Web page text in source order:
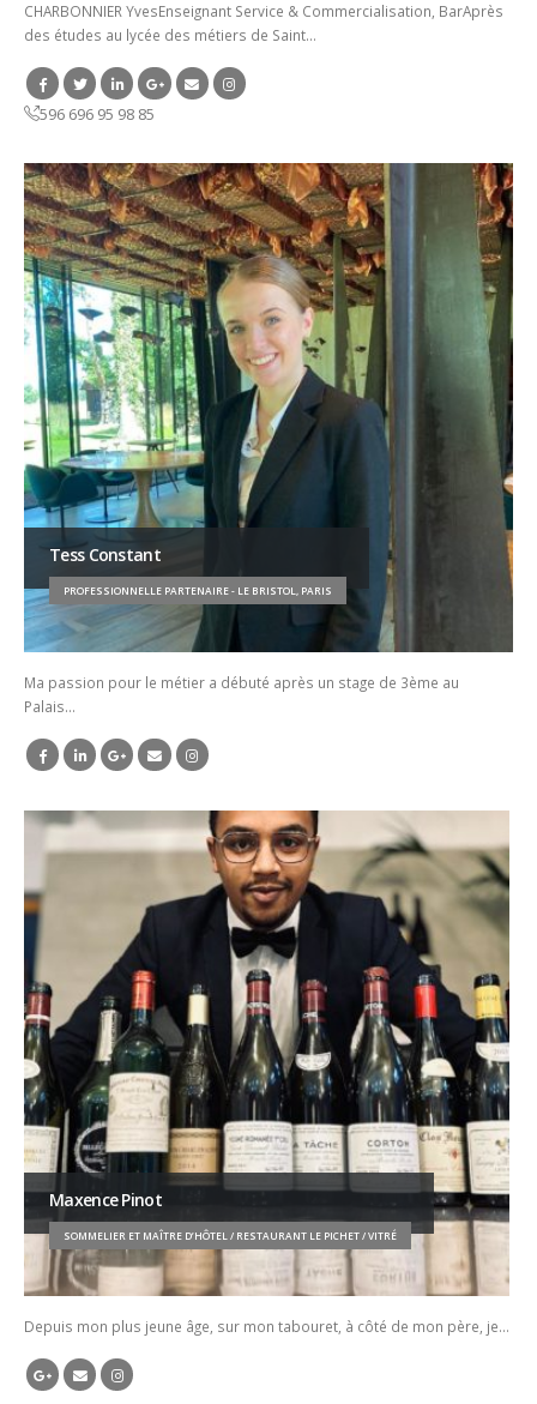
CHARBONNIER YvesEnseignant Service & Commercialisation, BarAprès
des études au lycée des métiers de Saint…
596 696 95 98 85
Tess Constant
PROFESSIONNELLE PARTENAIRE - LE BRISTOL, PARIS
Ma passion pour le métier a débuté après un stage de 3ème au
Palais…
Maxence Pinot
SOMMELIER ET MAÎTRE D’HÔTEL / RESTAURANT LE PICHET / VITRÉ
Depuis mon plus jeune âge, sur mon tabouret, à côté de mon père, je…